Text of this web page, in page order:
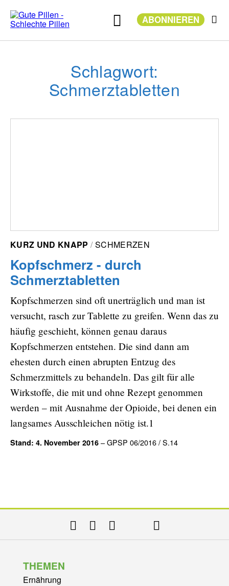
Inhalt
springen ABONNIEREN
Schlagwort:
Schmerztabletten
KURZ UND KNAPP SCHMERZEN
Kopfschmerz - durch
Schmerztabletten
Kopfschmerzen sind oft unerträglich und man ist
versucht, rasch zur Tablette zu greifen. Wenn das zu
häufig geschieht, können genau daraus
Kopfschmerzen entstehen. Die sind dann am
ehesten durch einen abrupten Entzug des
Schmerzmittels zu behandeln. Das gilt für alle
Wirkstoffe, die mit und ohne Rezept genommen
werden – mit Ausnahme der Opioide, bei denen ein
langsames Ausschleichen nötig ist.1
Stand: 4. November 2016 – GPSP 06/2016 / S.14
THEMEN
Ernährung